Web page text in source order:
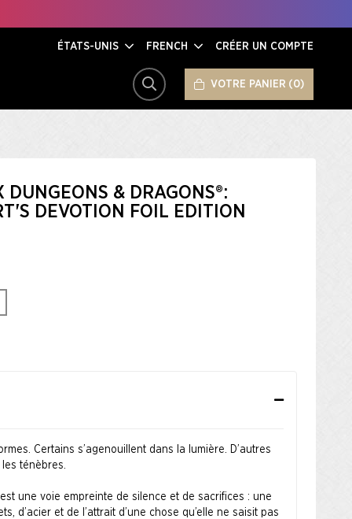
ÉTATS-UNIS FRENCH CRÉER UN COMPTE
RECHERCHER VOTRE PANIER 0
DUNGEONS & DRAGONS®:
DEVOTION FOIL EDITION
Certains s’agenouillent dans la lumière. D’autres
ténèbres.
une voie empreinte de silence et de sacrifices : une
d’acier et de l’attrait d’une chose qu’elle ne saisit pas